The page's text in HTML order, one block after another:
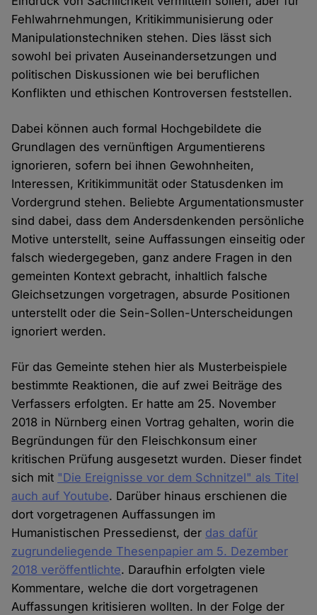
Fehlwahrnehmungen, Kritikimmunisierung oder
Manipulationstechniken stehen. Dies lässt sich
sowohl bei privaten Auseinandersetzungen und
politischen Diskussionen wie bei beruflichen
Konflikten und ethischen Kontroversen feststellen.
Dabei können auch formal Hochgebildete die
Grundlagen des vernünftigen Argumentierens
ignorieren, sofern bei ihnen Gewohnheiten,
Interessen, Kritikimmunität oder Statusdenken im
Vordergrund stehen. Beliebte Argumentationsmuster
sind dabei, dass dem Andersdenkenden persönliche
Motive unterstellt, seine Auffassungen einseitig oder
falsch wiedergegeben, ganz andere Fragen in den
gemeinten Kontext gebracht, inhaltlich falsche
Gleichsetzungen vorgetragen, absurde Positionen
unterstellt oder die Sein-Sollen-Unterscheidungen
ignoriert werden.
Für das Gemeinte stehen hier als Musterbeispiele
bestimmte Reaktionen, die auf zwei Beiträge des
Verfassers erfolgten. Er hatte am 25. November
2018 in Nürnberg einen Vortrag gehalten, worin die
Begründungen für den Fleischkonsum einer
kritischen Prüfung ausgesetzt wurden. Dieser findet
sich mit "Die Ereignisse vor dem Schnitzel" als Titel
auch auf Youtube. Darüber hinaus erschienen die
dort vorgetragenen Auffassungen im
Humanistischen Pressedienst, der das dafür
zugrundeliegende Thesenpapier am 5. Dezember
2018 veröffentlichte. Daraufhin erfolgten viele
Kommentare, welche die dort vorgetragenen
Auffassungen kritisieren wollten. In der Folge der